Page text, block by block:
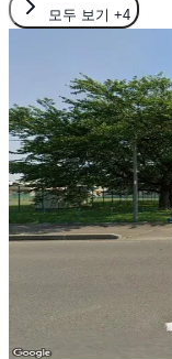
모두 보기 +4